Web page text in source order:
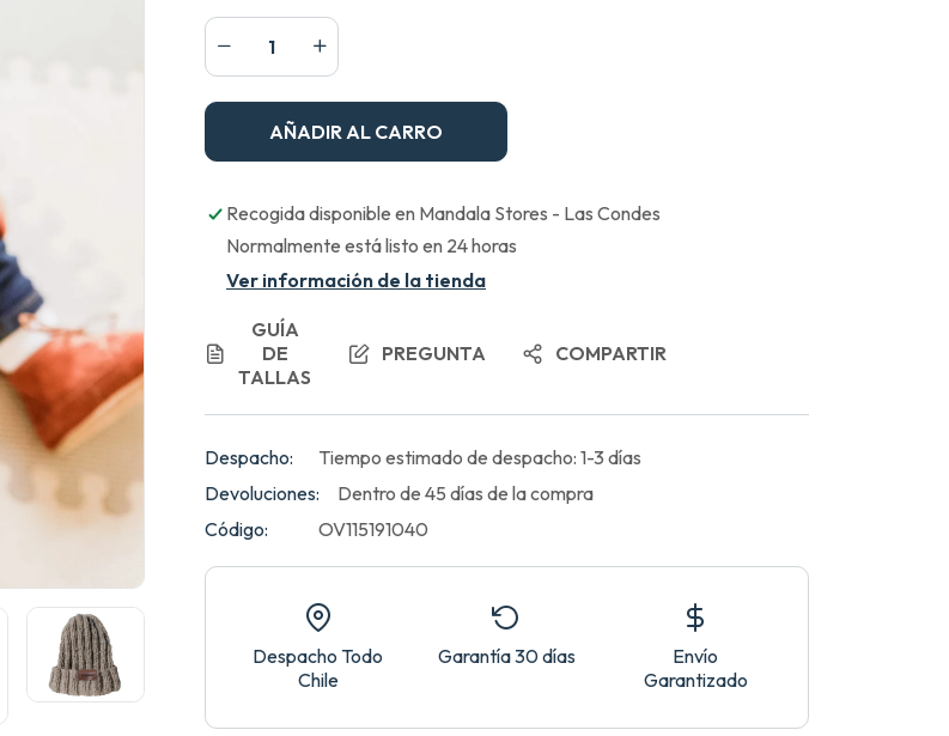
AÑADIR AL CARRO
Recogida disponible en Mandala Stores - Las Condes
Normalmente está listo en 24 horas
Ver información de la tienda
GUÍA
DE
TALLAS
PREGUNTA COMPARTIR
Despacho:
Tiempo estimado de despacho: 1-3 días
Devoluciones:
Dentro de 45 días de la compra
Código:
OV115191040
Despacho Todo
Chile
Garantía 30 días
Envío
Garantizado